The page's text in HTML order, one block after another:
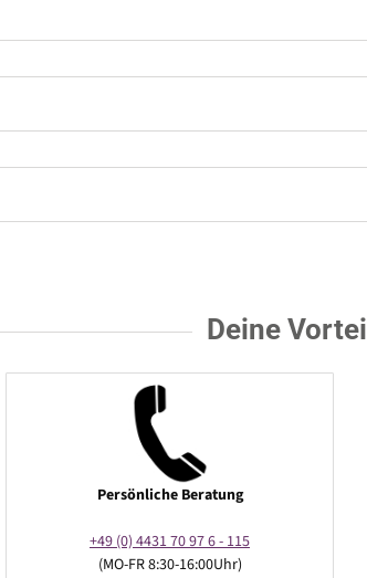
Deine
Persönliche Beratung
+49 (0) 4431 70 97 6 - 115
(MO-FR 8:30-16:00Uhr)